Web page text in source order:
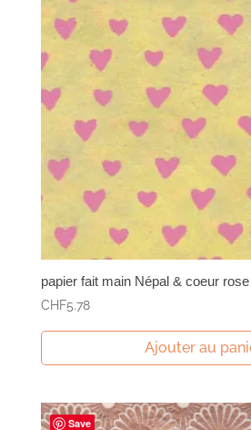
papier fait main Népal & coeur
CHF5.78
Ajouter au
Save